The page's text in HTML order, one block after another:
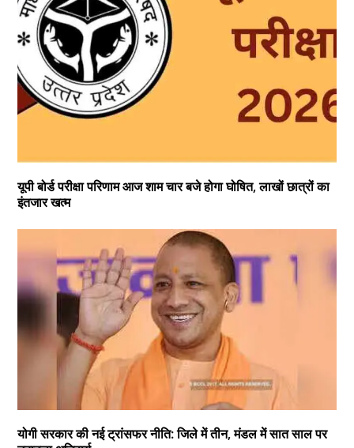
यूपी बोर्ड परीक्षा परिणाम आज शाम चार बजे होगा घोषित, लाखों छात्रों का
इंतजार खत्म
योगी सरकार की नई ट्रांसफर नीति: जिले में तीन, मंडल में सात साल पर